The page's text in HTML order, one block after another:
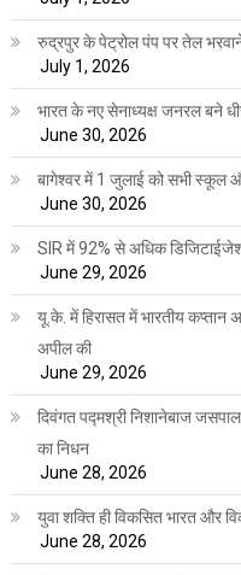
रुद्रपुर के पेट्रोल पंप पर तेल
July 1, 2026
भारत के नए सेनाध्यक्ष जनरल बने
June 30, 2026
बागेश्वर में 1 जुलाई को सभी स्कूल
June 30, 2026
SIR में 92% से अधिक
June 29, 2026
यू.के. में हिरासत में भारतीय कप्तान
अपील की
June 29, 2026
दिवंगत पद्मश्री निशानेबाज जसपाल
का निधन
June 28, 2026
युवा शक्ति ही विकसित भारत और
June 28, 2026